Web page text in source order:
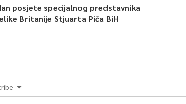
posjete specijalnog predstavnika
Britanije Stjuarta Piča BiH